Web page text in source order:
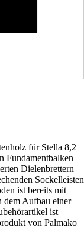
für Stella 8,2
Fundamentbalken
Dielenbrettern
Sockelleisten
ist bereits mit
dem Aufbau einer
ist
von Palmako